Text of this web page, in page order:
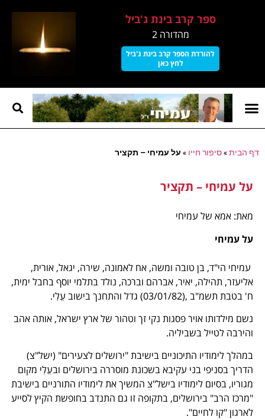
ספר קרב בינת ג'ביל
מהדורה 2
להורדת הספר קרב בינת ג'ביל
לחץ כאן
דף הבית»סיפור חייו » על עמיחי – תקציר
על עמיחי – תקציר
מאת: אמא של עמיחי
על עמיחי
עמיחי הי"ד, בן טובה ומשה, אח לאמונה, שירה, יגאל, אורית,
אליעזר, תהילה, יאיר, אברהם וברכה, נולד בתלמי יוסף בחבל ימית,
ח' בטבת תשמ"ב ,(03/01/82) גדל והתחנך בישוב עֵלִי.
נשם מילדותו אויר פסגות נקי זך וטהור של ארץ ישראל, אותה אהב
והירבה לטייל בשביליה.
במהלך לימודיו התיכוניים בישיבת "ירושלים לצעירים" (ישל"צ)
הדריך בסניפי בני עקיבא בשכונת מוסררה בירושלים ובעֵלִי מקום
מגוריו, בסיום לימודיו בישל"צ המשיך את לימודיו התורניים בישיבת
"מרכז הרב" בירושלים, בתקופה זו גם התנדב בחופשת הקיץ לסייע
לארגון "קו לחיים".